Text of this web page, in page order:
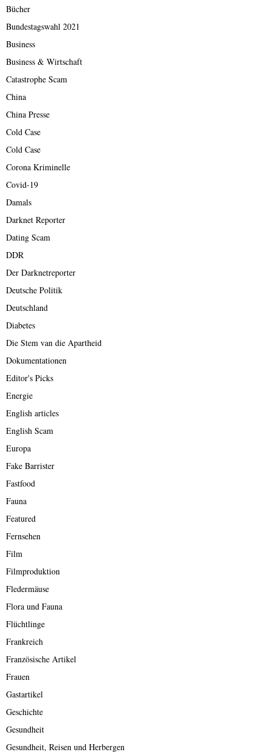
Bücher
Bundestagswahl 2021
Business
Business & Wirtschaft
Catastrophe Scam
China
China Presse
Cold Case
Cold Case
Corona Kriminelle
Covid-19
Damals
Darknet Reporter
Dating Scam
DDR
Der Darknetreporter
Deutsche Politik
Deutschland
Diabetes
Die Stem van die Apartheid
Dokumentationen
Editor's Picks
Energie
English articles
English Scam
Europa
Fake Barrister
Fastfood
Fauna
Featured
Fernsehen
Film
Filmproduktion
Fledermäuse
Flora und Fauna
Flüchtlinge
Frankreich
Französische Artikel
Frauen
Gastartikel
Geschichte
Gesundheit
Gesundheit, Reisen und Herbergen